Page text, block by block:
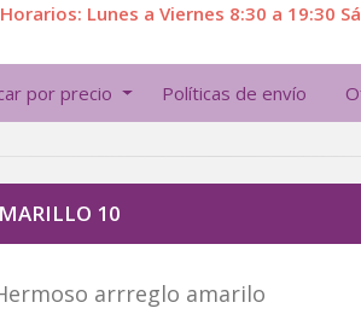
Horarios: Lunes a Viernes 8:30 a 19:30
por precio Políticas de envío
10
arrreglo amarilo